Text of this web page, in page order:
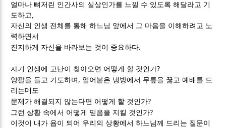
얼마나 뼈저린 인간사의 실상인가를 느낄 수 있도록 해달라고 기
도하고
자신의 인생 전체를 통해 하느님 앞에서 그 마음을 이해하려고 노
력하면서
진지하게 자신을 바라보는 것이 중요하다.
자기 인생에 고난이 찾아오면 어떻게 할 것인가?
양팔을 들고 기도하며 , 얼어붙은 냉방에서 무릎을 꿇고 예배를 드
리는데도
문제가 해결되지 않는다면 어떻게 할 것인가?
그런 상황 속에서 어떻게 믿음을 지킬 것인가?
이것이 내가 욥이 되어 우리의 상황에서 하느님께 드리는 질문이